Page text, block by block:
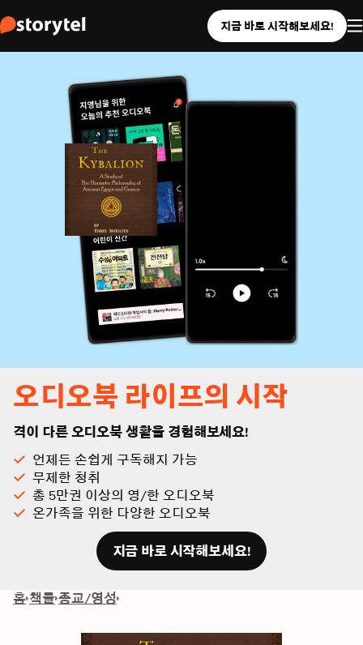
지금 바로 시작해보세요!
오디오북 라이프의 시작
격이 다른 오디오북 생활을 경험해보세요!
언제든 손쉽게 구독해지 가능
무제한 청취
총 5만권 이상의 영/한 오디오북
온가족을 위한 다양한 오디오북
지금 바로 시작해보세요!
홈 책들 종교/영성